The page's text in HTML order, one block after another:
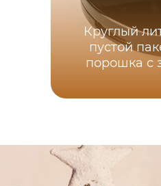
Круглый
пустой
порошка с